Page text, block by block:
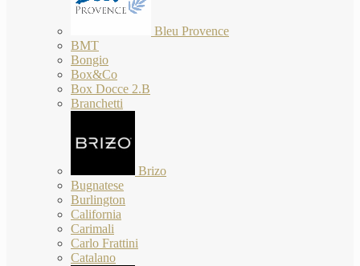
Bleu Provence
BMT
Bongio
Box&Co
Box Docce 2.B
Branchetti
Brizo
Bugnatese
Burlington
California
Carimali
Carlo Frattini
Catalano